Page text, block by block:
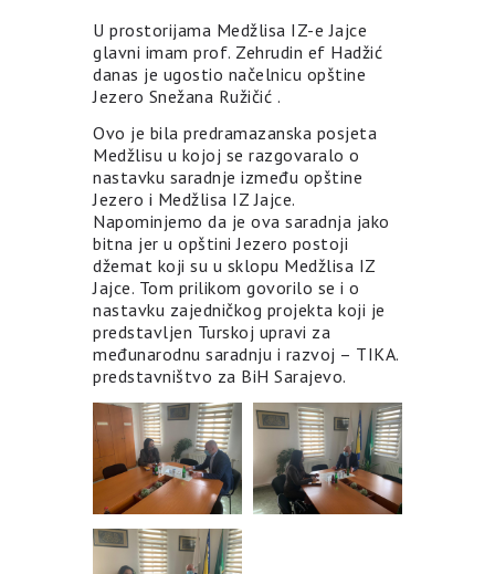
U prostorijama Medžlisa IZ-e Jajce
glavni imam prof. Zehrudin ef Hadžić
danas je ugostio načelnicu opštine
Jezero Snežana Ružičić .
Ovo je bila predramazanska posjeta
Medžlisu u kojoj se razgovaralo o
nastavku saradnje između opštine
Jezero i Medžlisa IZ Jajce.
Napominjemo da je ova saradnja jako
bitna jer u opštini Jezero postoji
džemat koji su u sklopu Medžlisa IZ
Jajce. Tom prilikom govorilo se i o
nastavku zajedničkog projekta koji je
predstavljen Turskoj upravi za
međunarodnu saradnju i razvoj – TIKA.
predstavništvo za BiH Sarajevo.